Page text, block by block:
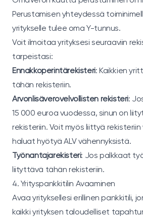
Perustamisen yhteydessä
yritykselle tulee oma Y-tunnus.
Voit ilmoitaa yrityksesi seuraaviin
tarpeistasi:
Ennakkoperintärekisteri: Kaikkien
tähän rekisteriin.
Arvonlisäverovelvollisten rekisteri:
15 000 euroa vuodessa, sinun on
rekisteriin. Voit myös liittyä
haluat hyötyä ALV vähennyksistä.
Työnantajarekisteri: Jos palkkaat
liityttävä tähän rekisteriin.
4. Yrityspankkitilin Avaaminen
Avaa yrityksellesi erillinen pankkitili,
kaikki yrityksen taloudelliset